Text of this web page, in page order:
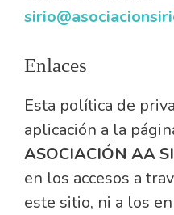
Enlaces
Esta política de
aplicación a la
ASOCIACIÓN AA
en los accesos a
este sitio, ni a los